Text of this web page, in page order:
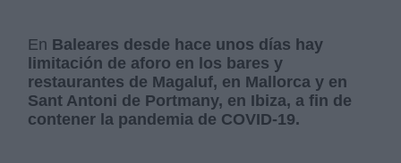
En Baleares desde hace unos días hay
limitación de aforo en los bares y
restaurantes de Magaluf, en Mallorca y en
Sant Antoni de Portmany, en Ibiza, a fin de
contener la pandemia de COVID-19.